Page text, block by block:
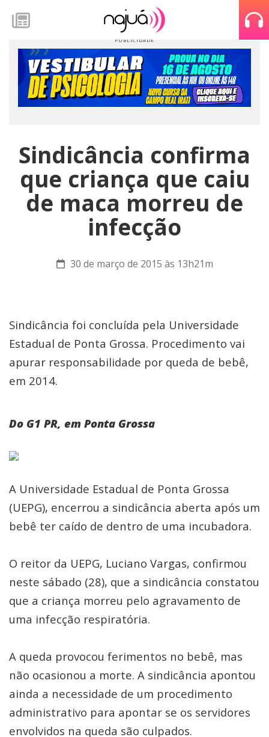
Sindicância confirma
que criança que caiu
de maca morreu de
infecção
30 de março de 2015 às 13h21m
Sindicância foi concluída pela Universidade
Estadual de Ponta Grossa. Procedimento vai
apurar responsabilidade por queda de bebê,
em 2014.
Do G1 PR, em Ponta Grossa
A Universidade Estadual de Ponta Grossa
(UEPG), encerrou a sindicância aberta após um
bebê ter caído de dentro de uma incubadora.
O reitor da UEPG, Luciano Vargas, confirmou
neste sábado (28), que a sindicância constatou
que a criança morreu pelo agravamento de
uma infecção respiratória.
A queda provocou ferimentos no bebê, mas
não ocasionou a morte. A sindicância apontou
ainda a necessidade de um procedimento
administrativo para apontar se os servidores
envolvidos na queda são culpados.